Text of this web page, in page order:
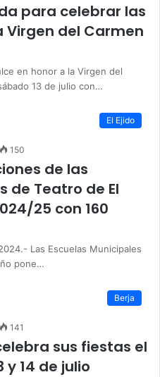
para celebrar las
Virgen del Carmen
en honor a la Virgen del
13 de julio con…
El Ejido
150
de las
de Teatro de El
25 con 160
Las Escuelas Municipales
pone…
Berja
141
sus fiestas el
y 14 de julio